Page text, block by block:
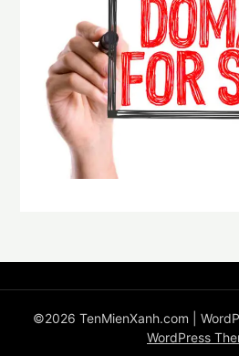
©2026 TenMienXanh.com |
WordPress